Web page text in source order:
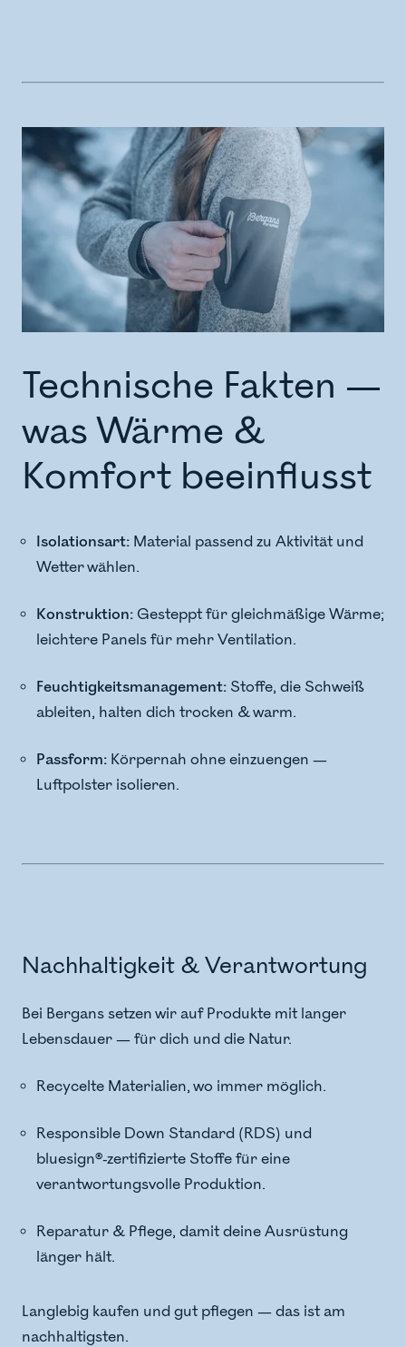
Technische Fakten —
was Wärme &
Komfort beeinflusst
Isolationsart: Material passend zu Aktivität und
Wetter wählen.
Konstruktion: Gesteppt für gleichmäßige Wärme;
leichtere Panels für mehr Ventilation.
Feuchtigkeitsmanagement: Stoffe, die Schweiß
ableiten, halten dich trocken & warm.
Passform: Körpernah ohne einzuengen —
Luftpolster isolieren.
Nachhaltigkeit & Verantwortung
Bei Bergans setzen wir auf Produkte mit langer
Lebensdauer — für dich und die Natur.
Recycelte Materialien, wo immer möglich.
Responsible Down Standard (RDS) und
bluesign®-zertifizierte Stoffe für eine
verantwortungsvolle Produktion.
Reparatur & Pflege, damit deine Ausrüstung
länger hält.
Langlebig kaufen und gut pflegen — das ist am
nachhaltigsten.